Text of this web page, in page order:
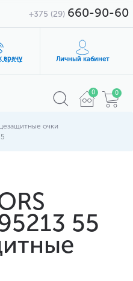
+375 (29) 660-90-60
врачу Личный кабинет
0 0
очки
55